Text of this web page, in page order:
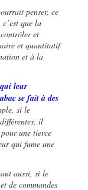
penser, ce
c’est que la
et
et quantitatif
et à la
leur
se fait à des
si le
il
une tierce
qui fume une
aussi, si le
de commandes